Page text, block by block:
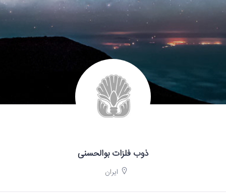
ذوب فلزات بوالحسنی
ایران